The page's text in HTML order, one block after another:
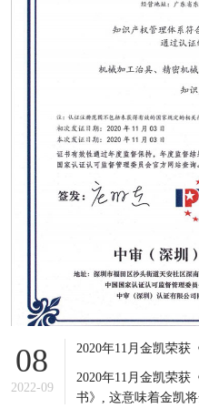
08
2022-09
2020年11月金凯荣获
书》, 这意味着金凯